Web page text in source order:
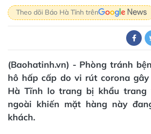
Theo dõi Báo Hà Tĩnh trên
(Baohatinh.vn) - Phòng tránh
hô hấp cấp do vi rút corona
Hà Tĩnh lo trang bị khẩu
ngoài khiến mặt hàng này
khách.